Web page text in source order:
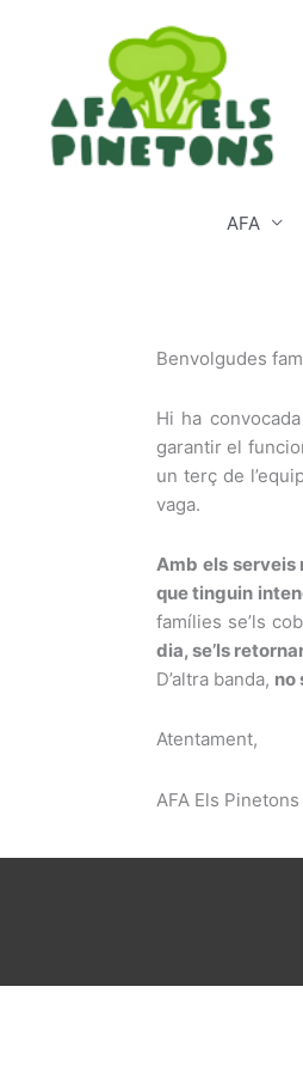
AFA
Benvolgudes
Hi ha
garantir el
un terç de
vaga.
Amb els serveis
que tinguin
famílies se’ls
dia, se’ls
D’altra banda, no
Atentament,
AFA Els Pinetons